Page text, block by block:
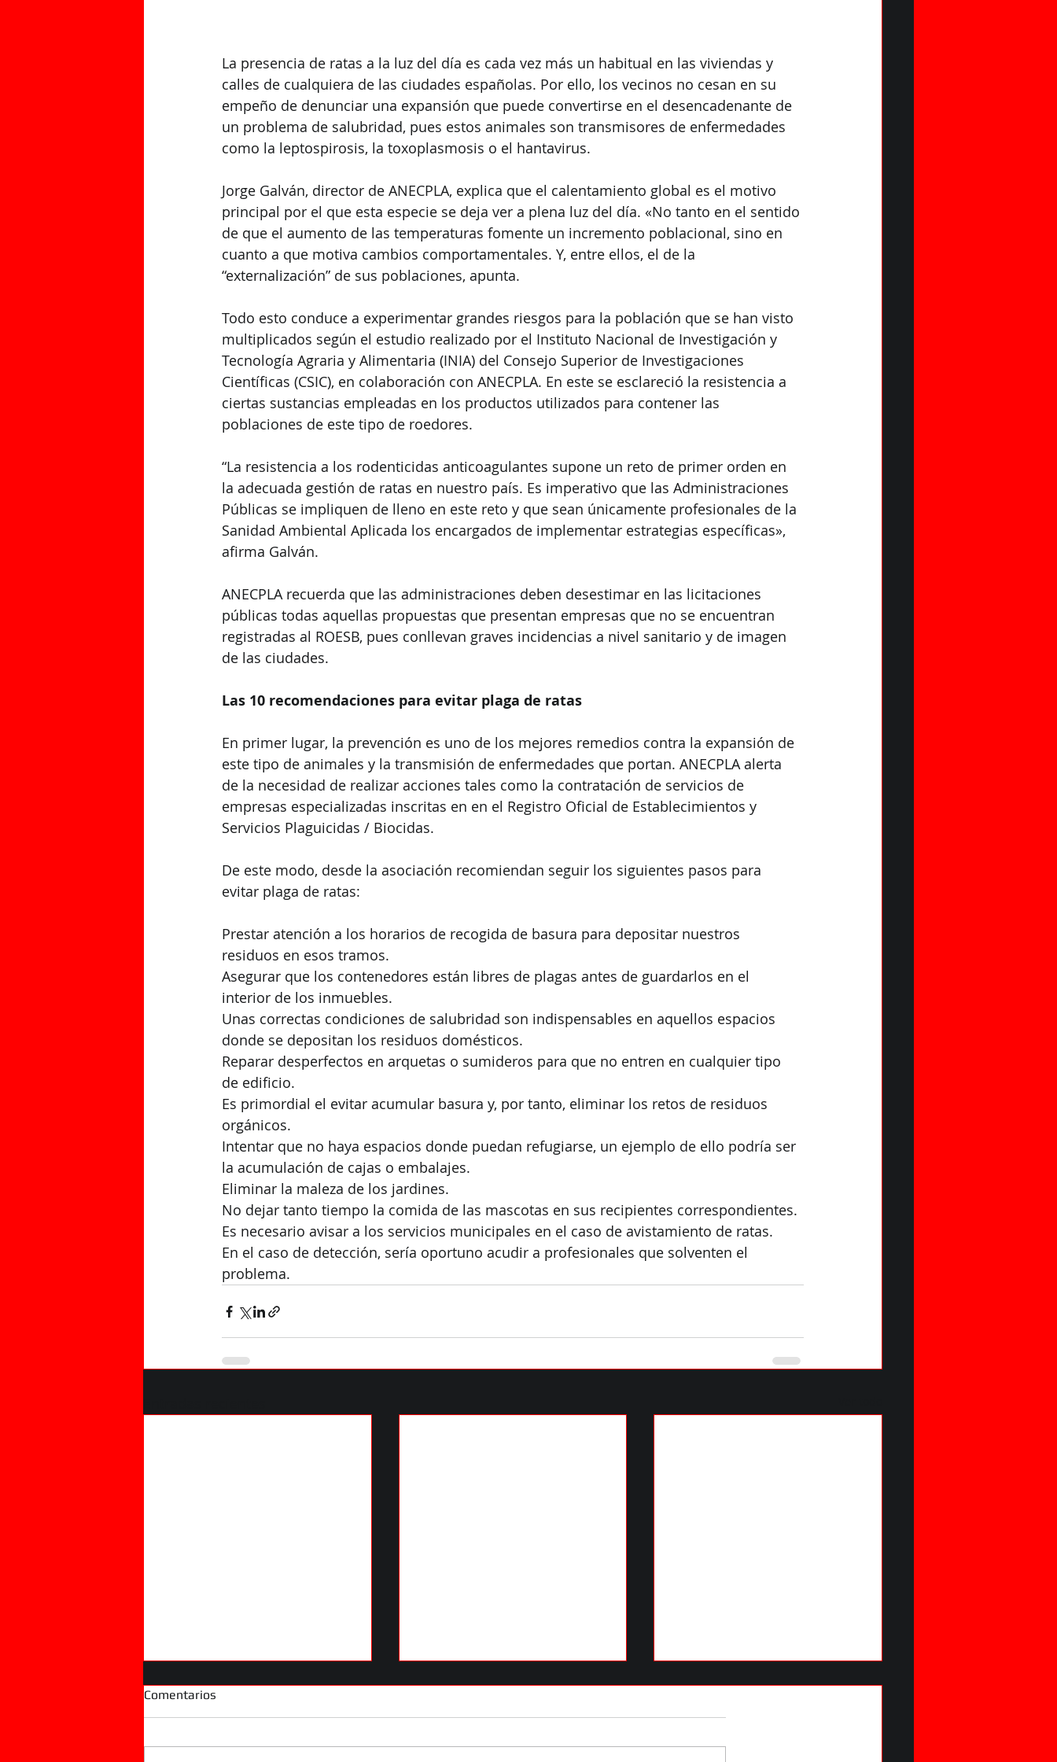
La presencia de ratas a la luz del día es cada vez más un habitual en las viviendas y
calles de cualquiera de las ciudades españolas. Por ello, los vecinos no cesan en su
empeño de denunciar una expansión que puede convertirse en el desencadenante de
un problema de salubridad, pues estos animales son transmisores de enfermedades
como la leptospirosis, la toxoplasmosis o el hantavirus.
Jorge Galván, director de ANECPLA, explica que el calentamiento global es el motivo
principal por el que esta especie se deja ver a plena luz del día. «No tanto en el sentido
de que el aumento de las temperaturas fomente un incremento poblacional, sino en
cuanto a que motiva cambios comportamentales. Y, entre ellos, el de la
“externalización” de sus poblaciones, apunta.
Todo esto conduce a experimentar grandes riesgos para la población que se han visto
multiplicados según el estudio realizado por el Instituto Nacional de Investigación y
Tecnología Agraria y Alimentaria (INIA) del Consejo Superior de Investigaciones
Científicas (CSIC), en colaboración con ANECPLA. En este se esclareció la resistencia a
ciertas sustancias empleadas en los productos utilizados para contener las
poblaciones de este tipo de roedores.
“La resistencia a los rodenticidas anticoagulantes supone un reto de primer orden en
la adecuada gestión de ratas en nuestro país. Es imperativo que las Administraciones
Públicas se impliquen de lleno en este reto y que sean únicamente profesionales de la
Sanidad Ambiental Aplicada los encargados de implementar estrategias específicas»,
afirma Galván.
ANECPLA recuerda que las administraciones deben desestimar en las licitaciones
públicas todas aquellas propuestas que presentan empresas que no se encuentran
registradas al ROESB, pues conllevan graves incidencias a nivel sanitario y de imagen
de las ciudades.
Las 10 recomendaciones para evitar plaga de ratas
En primer lugar, la prevención es uno de los mejores remedios contra la expansión de
este tipo de animales y la transmisión de enfermedades que portan. ANECPLA alerta
de la necesidad de realizar acciones tales como la contratación de servicios de
empresas especializadas inscritas en en el Registro Oficial de Establecimientos y
Servicios Plaguicidas / Biocidas.
De este modo, desde la asociación recomiendan seguir los siguientes pasos para
evitar plaga de ratas:
Prestar atención a los horarios de recogida de basura para depositar nuestros
residuos en esos tramos.
Asegurar que los contenedores están libres de plagas antes de guardarlos en el
interior de los inmuebles.
Unas correctas condiciones de salubridad son indispensables en aquellos espacios
donde se depositan los residuos domésticos.
Reparar desperfectos en arquetas o sumideros para que no entren en cualquier tipo
de edificio.
Es primordial el evitar acumular basura y, por tanto, eliminar los retos de residuos
orgánicos.
Intentar que no haya espacios donde puedan refugiarse, un ejemplo de ello podría ser
la acumulación de cajas o embalajes.
Eliminar la maleza de los jardines.
No dejar tanto tiempo la comida de las mascotas en sus recipientes correspondientes.
Es necesario avisar a los servicios municipales en el caso de avistamiento de ratas.
En el caso de detección, sería oportuno acudir a profesionales que solventen el
problema.
Comentarios